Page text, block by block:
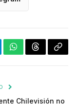
WhatsApp
Threads
Chilevisión no